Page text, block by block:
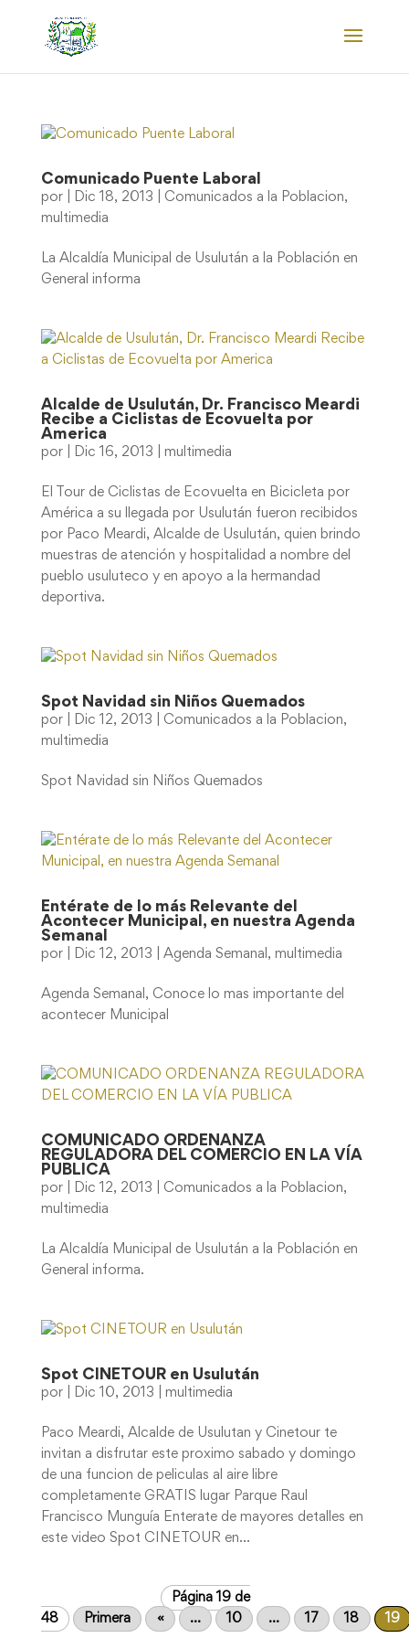
Comunicado Puente Laboral
por Dic 18, 2013 Comunicados a la Poblacion,
multimedia
La Alcaldía Municipal de Usulután a la Población en
General informa
Alcalde de Usulután, Dr. Francisco Meardi
Recibe a Ciclistas de Ecovuelta por
America
por Dic 16, 2013 multimedia
El Tour de Ciclistas de Ecovuelta en Bicicleta por
América a su llegada por Usulután fueron recibidos
por Paco Meardi, Alcalde de Usulután, quien brindo
muestras de atención y hospitalidad a nombre del
pueblo usuluteco y en apoyo a la hermandad
deportiva.
Spot Navidad sin Niños Quemados
por Dic 12, 2013 Comunicados a la Poblacion,
multimedia
Spot Navidad sin Niños Quemados
Entérate de lo más Relevante del
Acontecer Municipal, en nuestra Agenda
Semanal
por Dic 12, 2013 Agenda Semanal , multimedia
Agenda Semanal, Conoce lo mas importante del
acontecer Municipal
COMUNICADO ORDENANZA
REGULADORA DEL COMERCIO EN LA VÍA
PUBLICA
por Dic 12, 2013 Comunicados a la Poblacion,
multimedia
La Alcaldía Municipal de Usulután a la Población en
General informa.
Spot CINETOUR en Usulután
por Dic 10, 2013 multimedia
Paco Meardi, Alcalde de Usulutan y Cinetour te
invitan a disfrutar este proximo sabado y domingo
de una funcion de peliculas al aire libre
completamente GRATIS lugar Parque Raul
Francisco Munguía Enterate de mayores detalles en
este video Spot CINETOUR en...
Página 19 de
48
Primera « ... 10 ... 17 18 19